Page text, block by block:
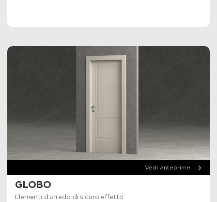
Vedi anteprime
GLOBO
Elementi d’arredo di sicuro effetto